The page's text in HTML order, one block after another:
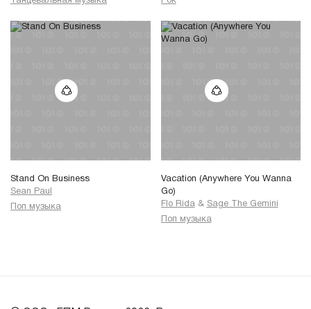
Stand On Business
Sean Paul
Поп музыка
Vacation (Anywhere You Wanna
Go)
Flo Rida & Sage The Gemini
Поп музыка